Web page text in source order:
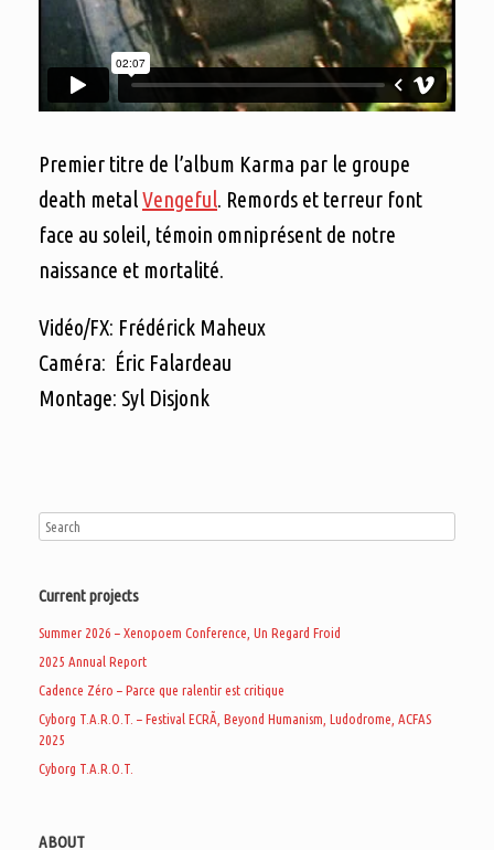
Premier titre de l’album Karma par le groupe
death metal Vengeful . Remords et terreur font
face au soleil, témoin omniprésent de notre
naissance et mortalité.
Vidéo/FX: Frédérick Maheux
Caméra: Éric Falardeau
Montage: Syl Disjonk
Current projects
Summer 2026 – Xenopoem Conference, Un Regard Froid
2025 Annual Report
Cadence Zéro – Parce que ralentir est critique
Cyborg T.A.R.O.T. – Festival ECRÃ, Beyond Humanism, Ludodrome, ACFAS
2025
Cyborg T.A.R.O.T.
ABOUT